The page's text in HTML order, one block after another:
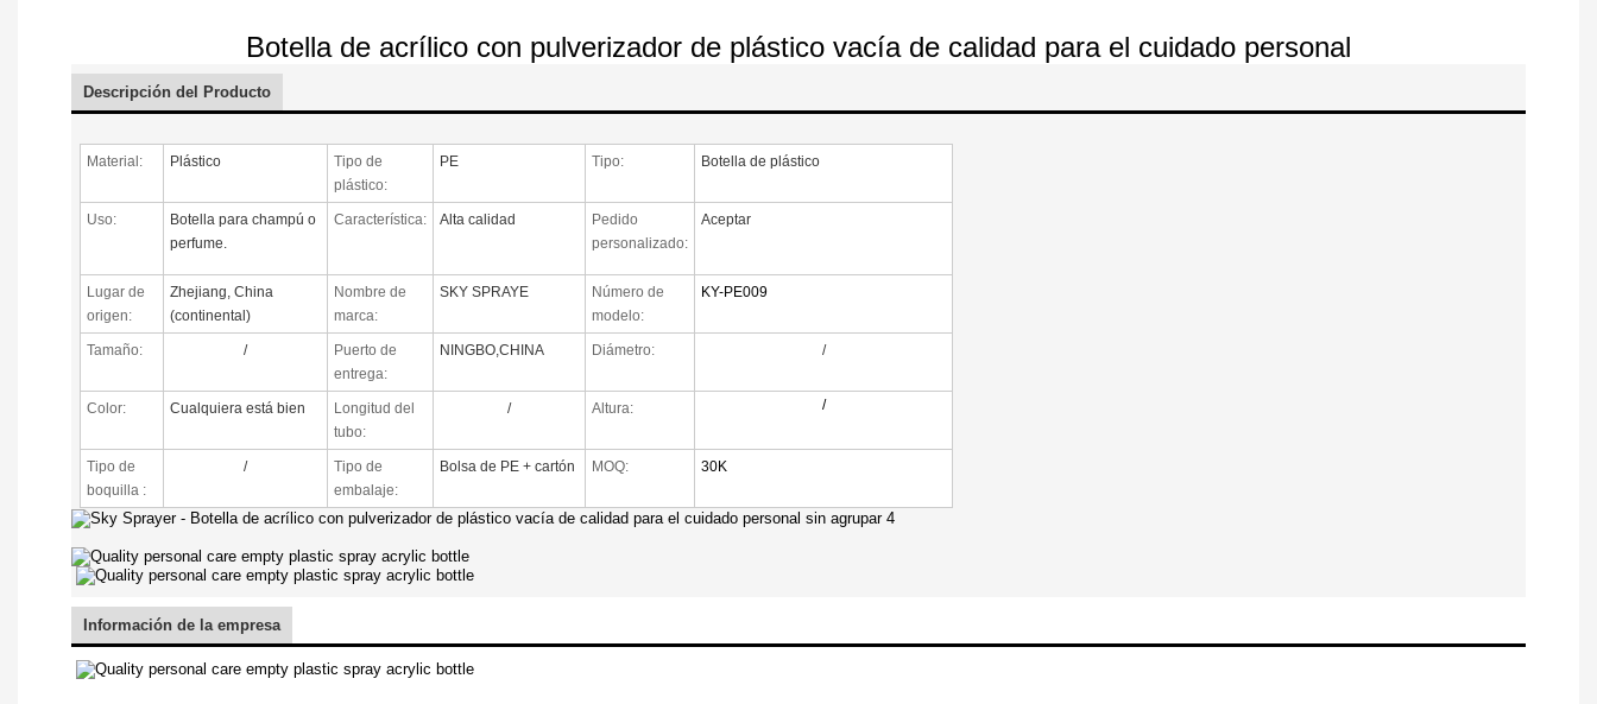
Botella de acrílico con pulverizador de plástico vacía de calidad para el cuidado personal
Descripción del Producto
Material: Plástico
Tipo de
plástico:
PE Tipo: Botella de plástico
Uso:
Botella para champú o
perfume.
Característica: Alta calidad
Pedido
personalizado:
Aceptar
Lugar de
origen:
Zhejiang, China
(continental)
Nombre de
marca:
SKY SPRAYE
Número de
modelo:
KY-PE009
Tamaño: /
Puerto de
entrega:
NINGBO,CHINA Diámetro: /
Color: Cualquiera está bien
Longitud del
tubo:
/ Altura: /
Tipo de
boquilla :
/
Tipo de
embalaje:
Bolsa de PE + cartón MOQ: 30K
Información de la empresa